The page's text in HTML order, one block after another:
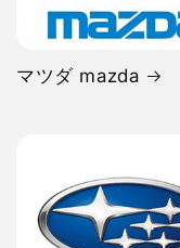
マツダ mazda